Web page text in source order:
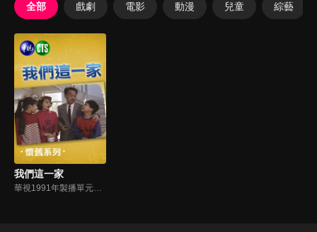
全部 戲劇 電影 動漫 兒童 綜藝
我們這一家
華視1991年製播單元劇。趙大剛王淑耐夫婦一家人充滿歡樂的生活趣事。